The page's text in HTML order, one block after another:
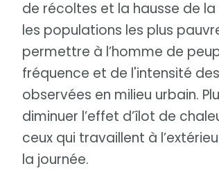
de récoltes et la hausse de
les populations les plus
permettre à l’homme de
fréquence et de l'intensité
observées en milieu urbain.
diminuer l’effet d’îlot de
ceux qui travaillent à
la journée.